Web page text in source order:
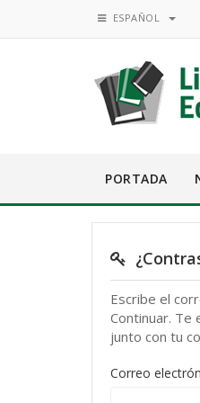
ESPAÑOL
PORTADA
Escribe el
Continuar. Te
junto con tu
Correo